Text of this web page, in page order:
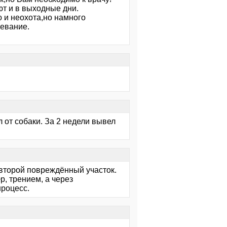
и в выходные дни.
и неохота,но намного
собаки. За 2 недели вывел
повреждённый участок.
трением, а через